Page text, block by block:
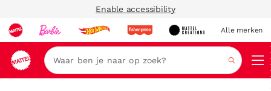
Enable accessibility
Alle merken
Zoeken